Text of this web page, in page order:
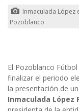
Inmaculada López
Pozoblanco
El Pozoblanco
finalizar el periodo
la presentación de
Inmaculada López